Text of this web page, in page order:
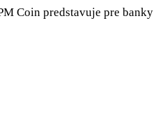
Coin predstavuje pre